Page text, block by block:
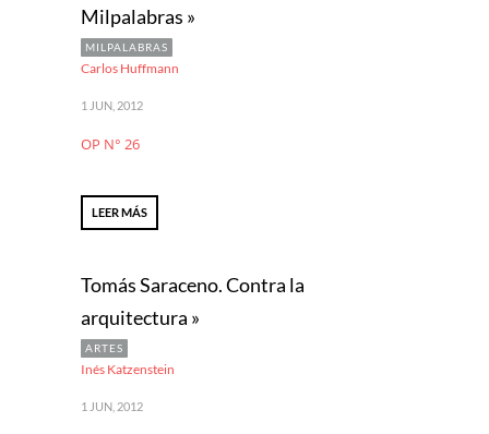
Milpalabras »
MILPALABRAS
Carlos Huffmann
1 JUN, 2012
OP N° 26
LEER MÁS
Tomás Saraceno. Contra la
arquitectura »
ARTES
Inés Katzenstein
1 JUN, 2012